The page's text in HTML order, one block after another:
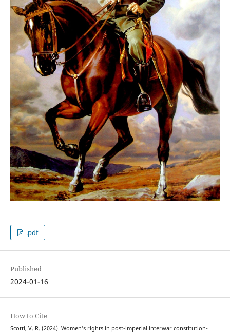
.pdf
Published
2024-01-16
How to Cite
Scotti, V. R. (2024). Women’s rights in post-imperial interwar constitution-